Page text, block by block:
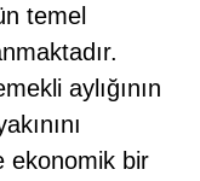
temel
aylığının
ekonomik bir